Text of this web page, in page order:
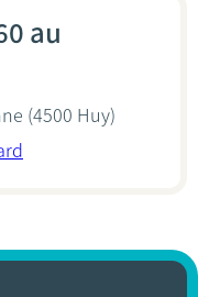
au
(4500 Huy)